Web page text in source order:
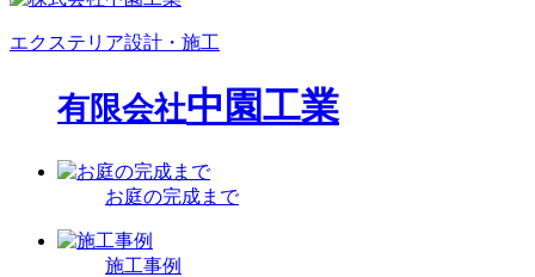
エクステリア設計・施工
有限会社中園工業
お庭の完成まで
施工事例